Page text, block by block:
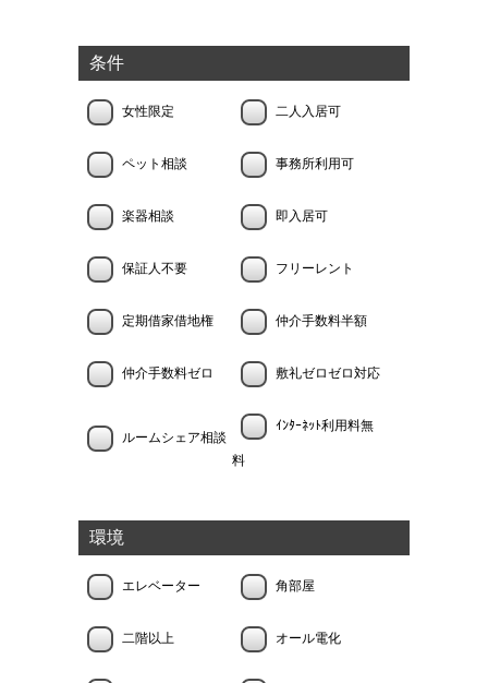
条件
女性限定 二人入居可
ペット相談 事務所利用可
楽器相談 即入居可
保証人不要 フリーレント
定期借家借地権 仲介手数料半額
仲介手数料ゼロ 敷礼ゼロゼロ対応
ルームシェア相談
ｲﾝﾀｰﾈｯﾄ利用料無
料
環境
エレベーター 角部屋
二階以上 オール電化